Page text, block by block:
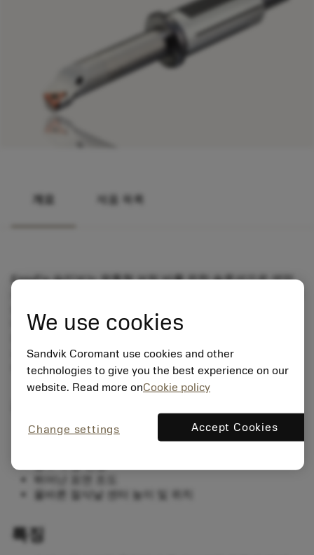
개요 제품 목록
EasyFix 슬리브는 원통형 보링 바를 위한 솔루션으로 셋업
니다.
공급 시스템을 사용할 수 있습니다. 금속 실링이 높은 절삭
유 압력에서도 우수한 성능을 제공합니다.
빠른 셋업 시간
뛰어난 표면 조도
올바른 절삭날 센터 높이 및 위치
특징
We use cookies
Sandvik Coromant use cookies and other
technologies to give you the best experience on our
website. Read more onCookie policy
Change settings Accept Cookies